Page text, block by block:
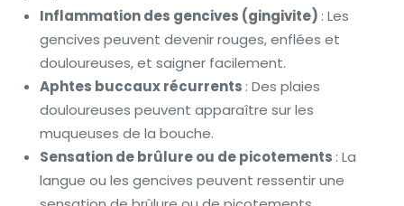
Inflammation des gencives (gingivite) : Les
gencives peuvent devenir rouges, enflées et
douloureuses, et saigner facilement.
Aphtes buccaux récurrents : Des plaies
douloureuses peuvent apparaître sur les
muqueuses de la bouche.
Sensation de brûlure ou de picotements : La
langue ou les gencives peuvent ressentir une